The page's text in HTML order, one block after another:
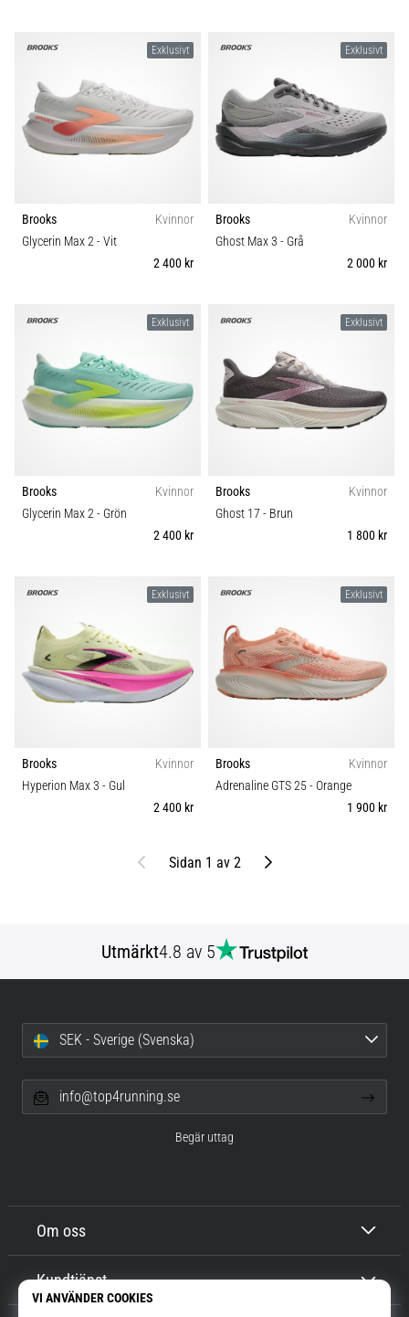
Exklusivt
Brooks
Kvinnor
Glycerin Max 2- Vit
2 400 kr
Exklusivt
Brooks
Kvinnor
Ghost Max 3 - Grå
2 000 kr
Exklusivt
Brooks
Kvinnor
Glycerin Max 2- Grön
2 400 kr
Exklusivt
Brooks
Kvinnor
Ghost 17 - Brun
1 800 kr
Exklusivt
Brooks
Kvinnor
Hyperion Max 3 - Gul
2 400 kr
Exklusivt
Brooks
Kvinnor
Adrenaline GTS 25- Orange
1 900 kr
Föregående
Sidan 1 av 2 Nästa
Utmärkt4.8 av 5
Om oss
Kundtjänst
SEK - Sverige (Svenska)
info@top4running.se
Begär uttag